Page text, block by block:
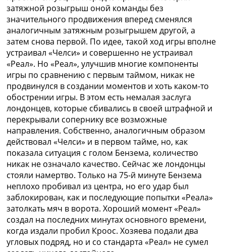
затяжной розыгрыш оной команды без
значительного продвижения вперед сменялся
аналогичным затяжным розыгрышем другой, а
затем снова первой. По идее, такой ход игры вполне
устраивал «Челси» и совершенно не устраивал
«Реал». Но «Реал», улучшив многие компоненты
игры по сравнению с первым таймом, никак не
продвинулся в создании моментов и хоть каком-то
обострении игры. В этом есть немалая заслуга
лондонцев, которые сбивались в своей штрафной и
перекрывали сопернику все возможные
направления. Собственно, аналогичным образом
действовал «Челси» и в первом тайме, но, как
показала ситуация с голом Бензема, количество
никак не означало качество. Сейчас же лондонцы
стояли намертво. Только на 75-й минуте Бензема
неплохо пробивал из центра, но его удар был
заблокирован, как и последующие попытки «Реала»
затолкать мяч в ворота. Хороший момент «Реал»
создал на последних минутах основного времени,
когда издали пробил Кроос. Хозяева подали два
угловых подряд, но и со стандарта «Реал» не сумел